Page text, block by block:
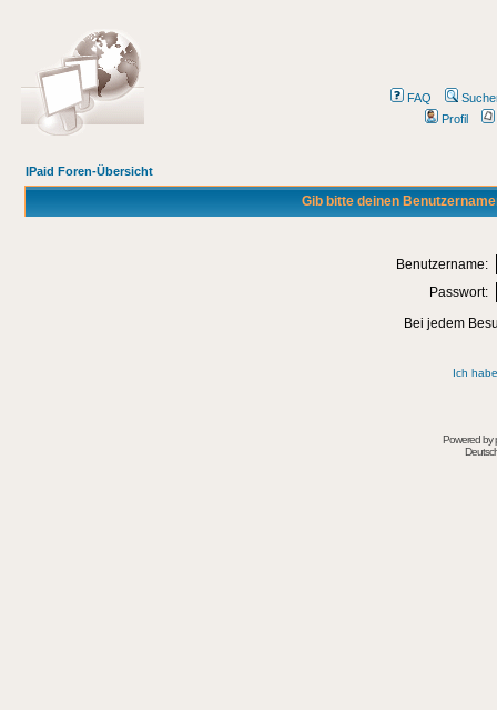
FAQ
Profil
IPaid Foren-Übersicht
Gib bitte deinen
Benutzername:
Passwort:
Bei jedem
Ich
Powered by